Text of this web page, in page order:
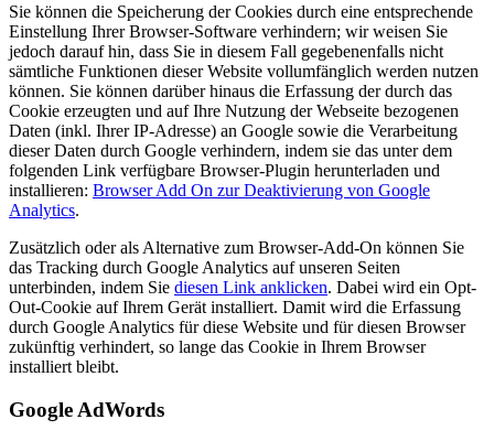
Sie können die Speicherung der Cookies durch eine entsprechende
Einstellung Ihrer Browser-Software verhindern; wir weisen Sie
jedoch darauf hin, dass Sie in diesem Fall gegebenenfalls nicht
sämtliche Funktionen dieser Website vollumfänglich werden nutzen
können. Sie können darüber hinaus die Erfassung der durch das
Cookie erzeugten und auf Ihre Nutzung der Webseite bezogenen
Daten (inkl. Ihrer IP-Adresse) an Google sowie die Verarbeitung
dieser Daten durch Google verhindern, indem sie das unter dem
folgenden Link verfügbare Browser-Plugin herunterladen und
installieren: Browser Add On zur Deaktivierung von Google
Analytics.
Zusätzlich oder als Alternative zum Browser-Add-On können Sie
das Tracking durch Google Analytics auf unseren Seiten
unterbinden, indem Sie diesen Link anklicken. Dabei wird ein Opt-
Out-Cookie auf Ihrem Gerät installiert. Damit wird die Erfassung
durch Google Analytics für diese Website und für diesen Browser
zukünftig verhindert, so lange das Cookie in Ihrem Browser
installiert bleibt.
Google AdWords